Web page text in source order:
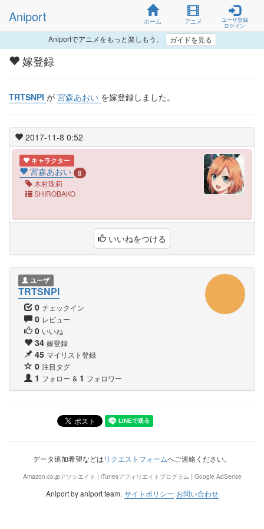
Aniport ホーム アニメ
ユーザ登録
ログイン
Aniportでアニメをもっと楽しもう。 ガイドを見る
嫁登録
TRTSNPI が 宮森あおい を嫁登録しました。
2017-11-8 0:52
キャラクター
宮森あおい 8
木村珠莉
SHIROBAKO
いいねをつける
ユーザ
TRTSNPI
0 チェックイン
0 レビュー
0 いいね
34 嫁登録
45 マイリスト登録
0 注目タグ
1 フォロー & 1 フォロワー
データ追加希望などはリクエストフォームへご連絡ください。
Amazon.co.jpアソシエイト | iTunesアフィリエイトプログラム | Google AdSense
Aniport by aniport team. サイトポリシー お問い合わせ